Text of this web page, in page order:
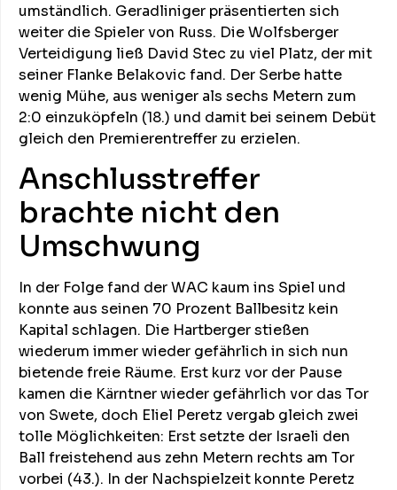
umständlich. Geradliniger präsentierten sich
weiter die Spieler von Russ. Die Wolfsberger
Verteidigung ließ David Stec zu viel Platz, der mit
seiner Flanke Belakovic fand. Der Serbe hatte
wenig Mühe, aus weniger als sechs Metern zum
2:0 einzuköpfeln (18.) und damit bei seinem Debüt
gleich den Premierentreffer zu erzielen.
Anschlusstreffer
brachte nicht den
Umschwung
In der Folge fand der WAC kaum ins Spiel und
konnte aus seinen 70 Prozent Ballbesitz kein
Kapital schlagen. Die Hartberger stießen
wiederum immer wieder gefährlich in sich nun
bietende freie Räume. Erst kurz vor der Pause
kamen die Kärntner wieder gefährlich vor das Tor
von Swete, doch Eliel Peretz vergab gleich zwei
tolle Möglichkeiten: Erst setzte der Israeli den
Ball freistehend aus zehn Metern rechts am Tor
vorbei (43.). In der Nachspielzeit konnte Peretz